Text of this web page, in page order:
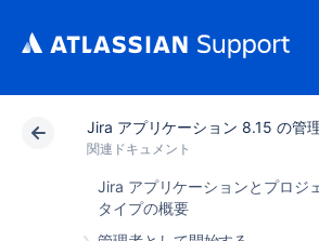
Jira アプリケーション 8.15 の管
関連ドキュメント
Jira アプリケーションとプロジ
タイプの概要
アトラシアン サポート 関連ド
別の Jira イン